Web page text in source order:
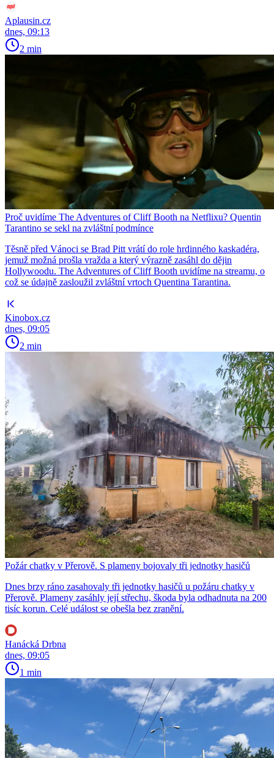
Aplausin.cz
dnes, 09:13
2 min
Proč uvidíme The Adventures of Cliff Booth na Netflixu? Quentin
Tarantino se sekl na zvláštní podmínce
Těsně před Vánoci se Brad Pitt vrátí do role hrdinného kaskadéra,
jemuž možná prošla vražda a který výrazně zasáhl do dějin
Hollywoodu. The Adventures of Cliff Booth uvidíme na streamu, o
což se údajně zasloužil zvláštní vrtoch Quentina Tarantina.
Kinobox.cz
dnes, 09:05
2 min
Požár chatky v Přerově. S plameny bojovaly tři jednotky hasičů
Dnes brzy ráno zasahovaly tři jednotky hasičů u požáru chatky v
Přerově. Plameny zasáhly její střechu, škoda byla odhadnuta na 200
tisíc korun. Celé událost se obešla bez zranění.
Hanácká Drbna
dnes, 09:05
1 min